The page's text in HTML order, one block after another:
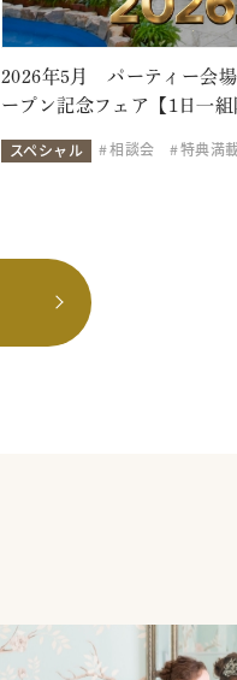
2026年5月 パーティー会
ープン記念フェア【1日一組
スペシャル 相談会 特典満